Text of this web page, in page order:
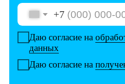
Перейти к анкете